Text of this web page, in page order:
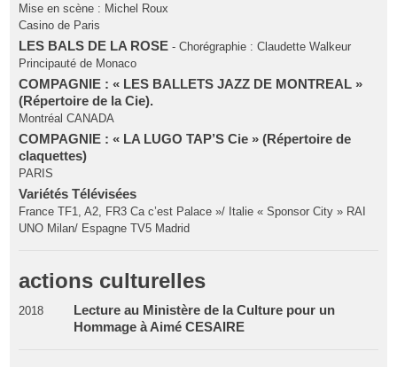
Mise en scène : Michel Roux
Casino de Paris
LES BALS DE LA ROSE - Chorégraphie : Claudette Walkeur
Principauté de Monaco
COMPAGNIE : « LES BALLETS JAZZ DE MONTREAL »
(Répertoire de la Cie).
Montréal CANADA
COMPAGNIE : « LA LUGO TAP’S Cie » (Répertoire de
claquettes)
PARIS
Variétés Télévisées
France TF1, A2, FR3 Ca c’est Palace »/ Italie « Sponsor City » RAI
UNO Milan/ Espagne TV5 Madrid
actions culturelles
2018
Lecture au Ministère de la Culture pour un
Hommage à Aimé CESAIRE